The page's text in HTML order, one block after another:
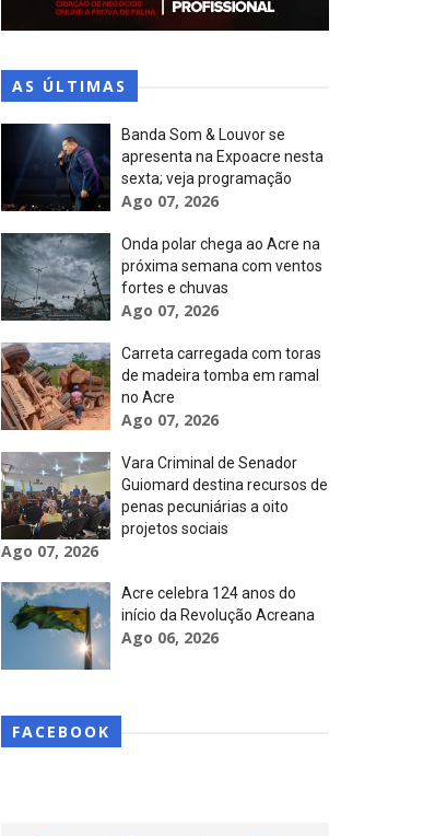
AS ÚLTIMAS
Banda Som & Louvor se
apresenta na Expoacre nesta
sexta; veja programação
Ago 07, 2026
Onda polar chega ao Acre na
próxima semana com ventos
fortes e chuvas
Ago 07, 2026
Carreta carregada com toras
de madeira tomba em ramal
no Acre
Ago 07, 2026
Vara Criminal de Senador
Guiomard destina recursos de
penas pecuniárias a oito
projetos sociais
Ago 07, 2026
Acre celebra 124 anos do
início da Revolução Acreana
Ago 06, 2026
FACEBOOK